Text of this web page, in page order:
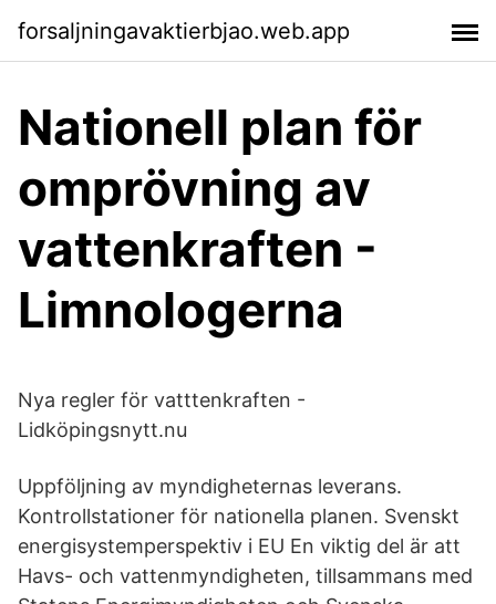
forsaljningavaktierbjao.web.app
Nationell plan för
omprövning av
vattenkraften -
Limnologerna
Nya regler för vatttenkraften -
Lidköpingsnytt.nu
Uppföljning av myndigheternas leverans.
Kontrollstationer för nationella planen. Svenskt
energisystemperspektiv i EU En viktig del är att
Havs- och vattenmyndigheten, tillsammans med